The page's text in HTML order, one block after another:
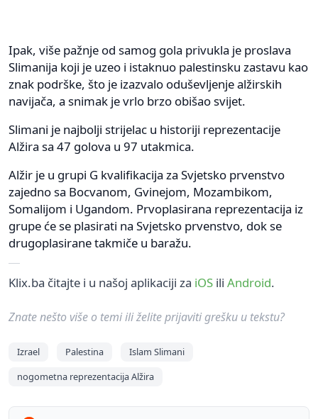
Ipak, više pažnje od samog gola privukla je proslava
Slimanija koji je uzeo i istaknuo palestinsku zastavu kao
znak podrške, što je izazvalo oduševljenje alžirskih
navijača, a snimak je vrlo brzo obišao svijet.
Slimani je najbolji strijelac u historiji reprezentacije
Alžira sa 47 golova u 97 utakmica.
Alžir je u grupi G kvalifikacija za Svjetsko prvenstvo
zajedno sa Bocvanom, Gvinejom, Mozambikom,
Somalijom i Ugandom. Prvoplasirana reprezentacija iz
grupe će se plasirati na Svjetsko prvenstvo, dok se
drugoplasirane takmiče u baražu.
Klix.ba čitajte i u našoj aplikaciji za iOS ili Android.
Znate nešto više o temi ili želite prijaviti grešku u tekstu?
Izrael Palestina
Islam Slimani
nogometna reprezentacija Alžira